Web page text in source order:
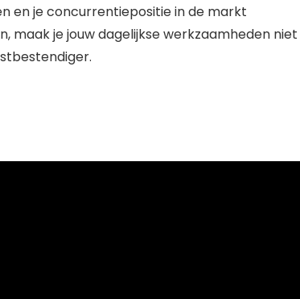
en je concurrentiepositie in de markt
maak je jouw dagelijkse werkzaamheden niet